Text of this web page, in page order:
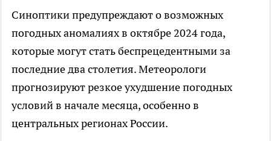
Синоптики предупреждают о возможных
погодных аномалиях в октябре 2024 года,
которые могут стать беспрецедентными за
последние два столетия. Метеорологи
прогнозируют резкое ухудшение погодных
условий в начале месяца, особенно в
центральных регионах России.